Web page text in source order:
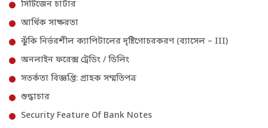
সিটিজেন চার্টার
আর্থিক সাক্ষরতা
ঝুঁকি নির্ভরশীল ক্যাপিটালের দৃষ্টিগোচরকরণ (ব্যাসেল – III)
অনলাইন ফরেক্স ট্রেডিং / ডিলিং
সতর্কতা বিজ্ঞপ্তি: গ্রাহক সম্মতিপত্র
শুদ্ধাচার
Security Feature Of Bank Notes